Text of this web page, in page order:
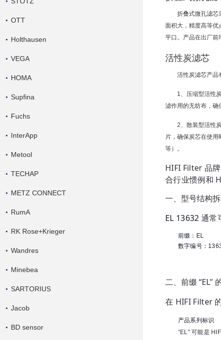
OTT
Holthausen
VEGA
HOMA
Supfina
Fuchs
InterApp
Metool
TECHAP
METZ CONNECT
RumA
RK Rose+Krieger
Wandres
Minebea
SARTORIUS
Jacob
BD sensor
折叠式微孔滤芯
面积大，精度高等优
平口。产品在出厂前
活性炭滤芯
活性炭滤芯产品
1、压缩型活性
滤作用的无纺布，确
2、散装型活性
片，确保炭芯在使
等）。
HIFI Filter 品
合行业惯例和
一、型号结构
EL 13632 通常
前缀：EL
数字编号：
二、前缀 “EL"
在 HIFI Filter
产品系列标识
“EL" 可能是